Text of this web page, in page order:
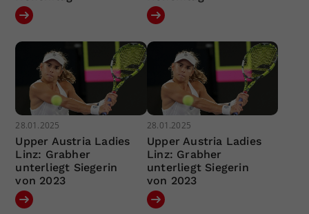
28.01.2025
Upper Austria Ladies
Linz: Grabher
unterliegt Siegerin
von 2023
28.01.2025
Upper Austria Ladies
Linz: Grabher
unterliegt Siegerin
von 2023